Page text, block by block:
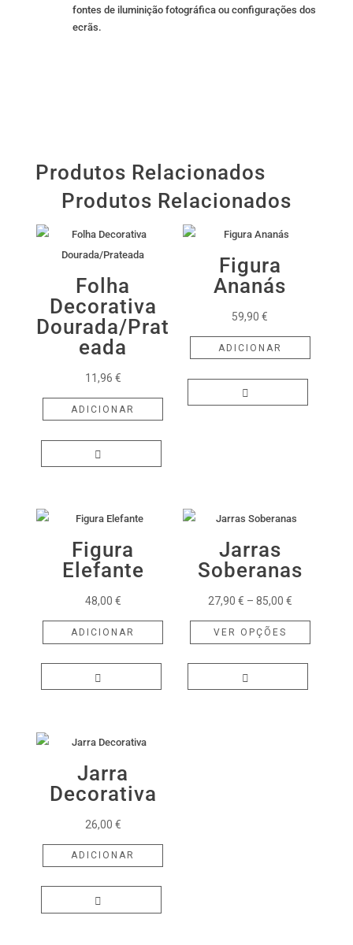
fontes de iluminição fotográfica ou configurações dos
ecrãs.
Produtos Relacionados
Produtos Relacionados
Folha
Decorativa
Dourada/Prat
eada
11,96 €
ADICIONAR
Figura
Ananás
59,90€
ADICIONAR
Figura
Elefante
48,00 €
ADICIONAR
Jarras
Soberanas
27,90 € – 85,00 €Price
range:
27,90 €
through
VER OPÇÕES
This
product
Jarra
Decorativa
26,00 €
ADICIONAR